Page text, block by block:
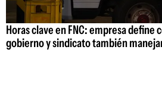
Horas clave en FNC: empresa define
gobierno y sindicato también